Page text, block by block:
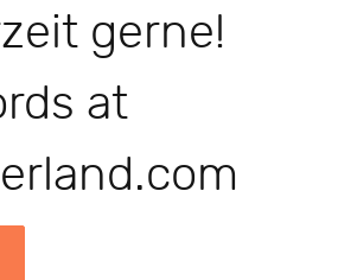
gerne!
at
BEITRAG: QUALITÄTSAUFZEICHNUNGEN